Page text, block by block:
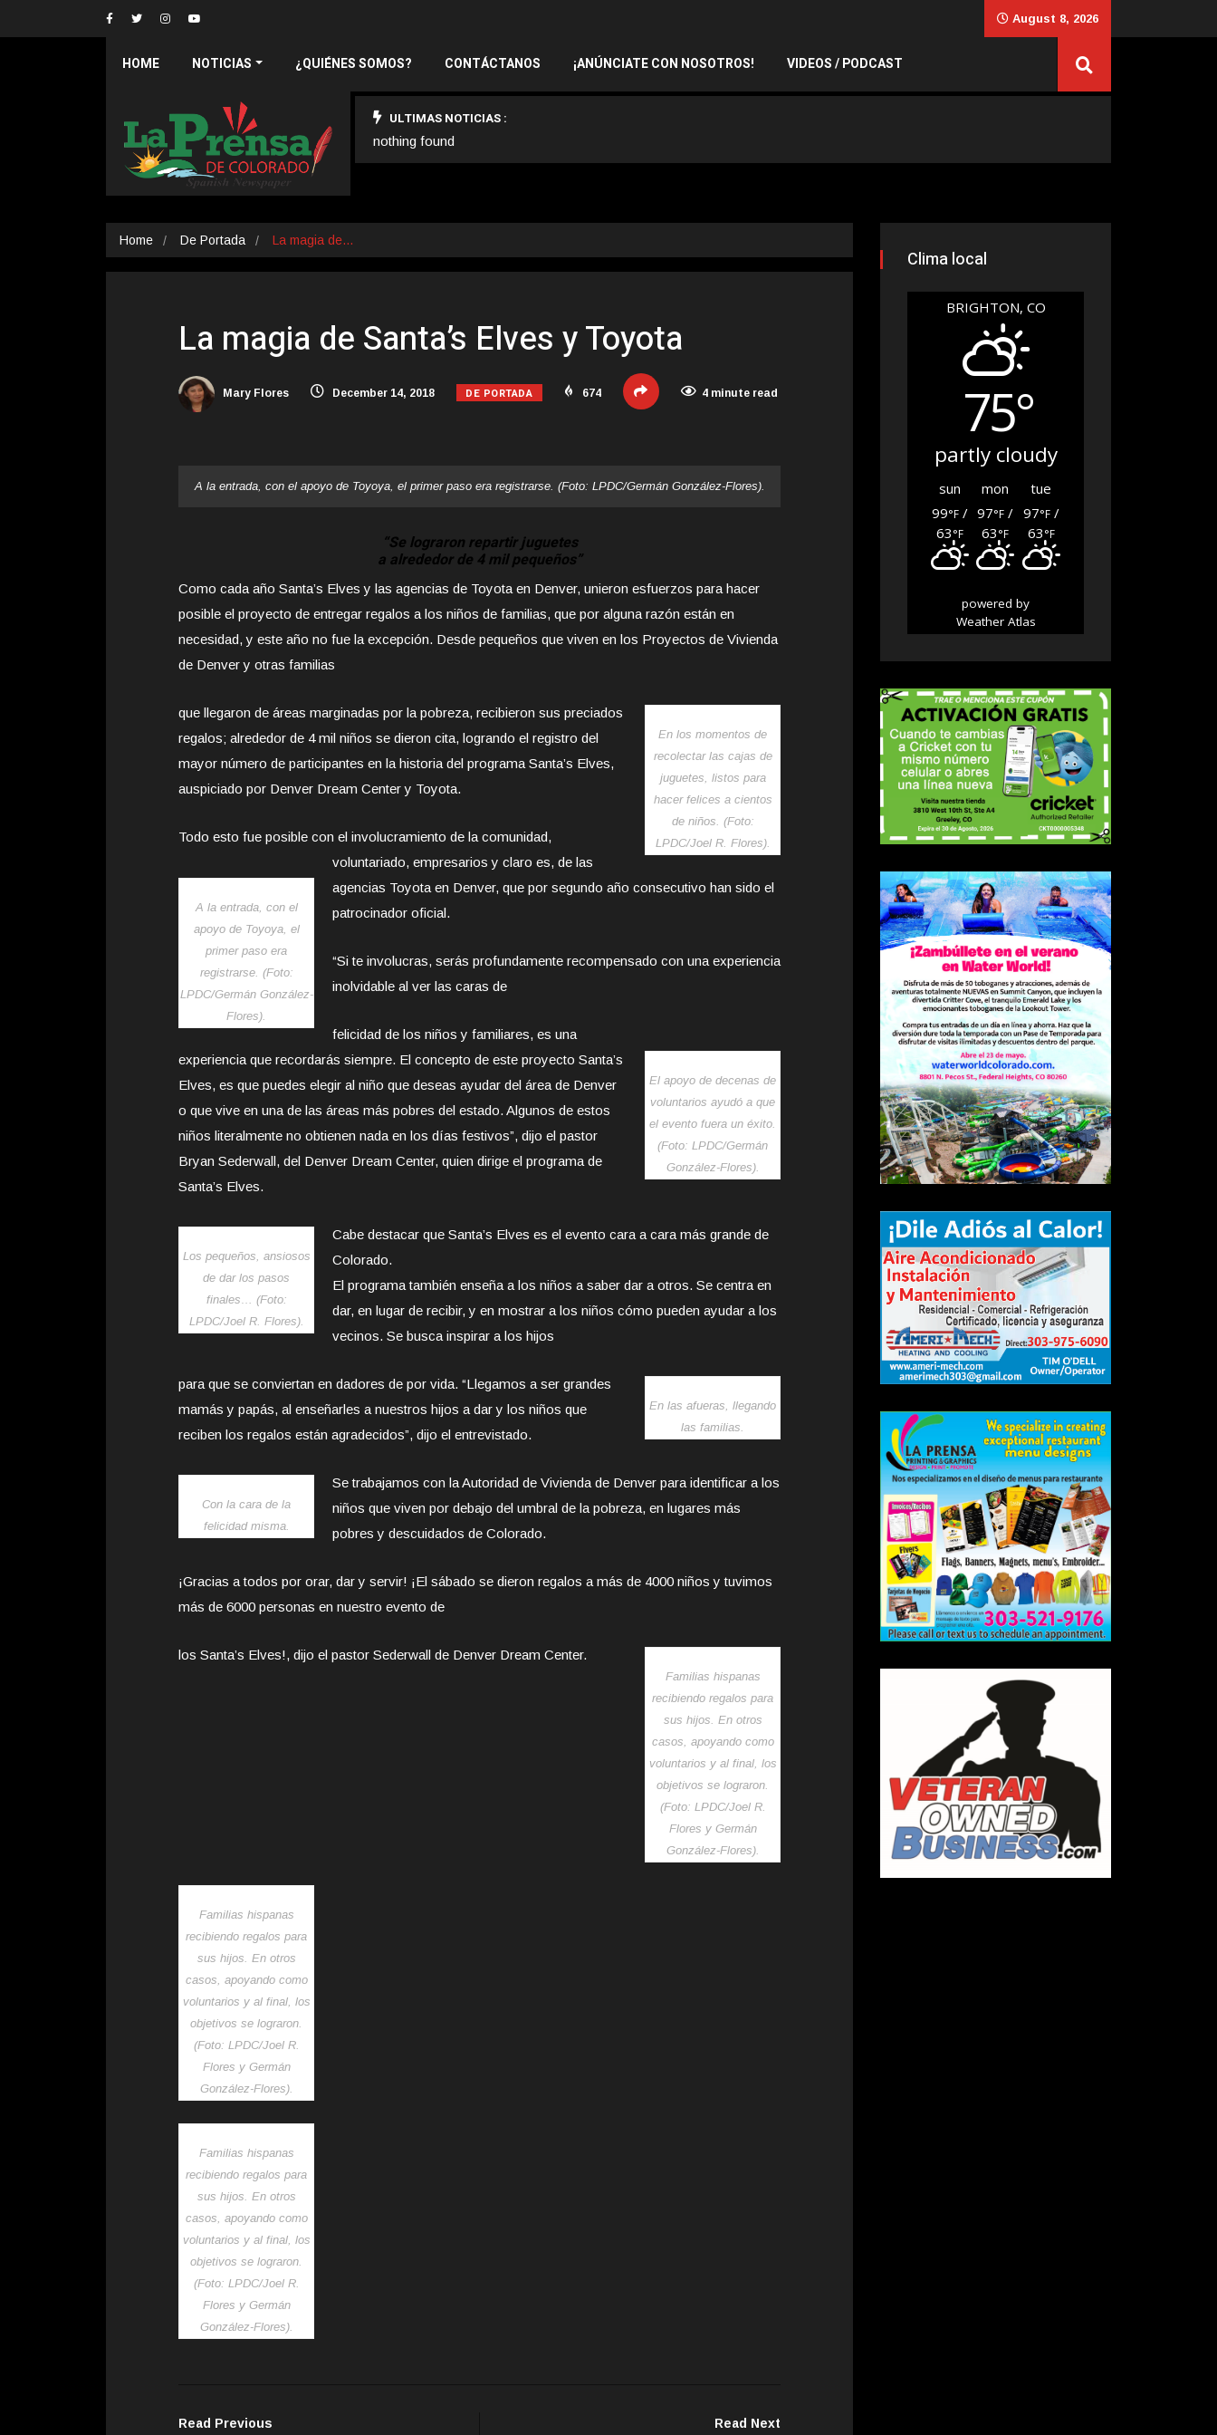
August 8, 2026
HOME NOTICIAS ¿QUIÉNES SOMOS? CONTÁCTANOS ¡ANÚNCIATE CON NOSOTROS! VIDEOS / PODCAST
ULTIMAS NOTICIAS :
nothing found
Home De Portada La magia de…
La magia de Santa’s Elves y Toyota
Mary Flores December 14, 2018 DE PORTADA 674 4 minute read
A la entrada, con el apoyo de Toyoya, el primer paso era registrarse. (Foto: LPDC/Germán González-Flores).
“Se lograron repartir juguetes
a alrededor de 4 mil pequeños”
Como cada año Santa’s Elves y las agencias de Toyota en Denver, unieron esfuerzos para hacer
posible el proyecto de entregar regalos a los niños de familias, que por alguna razón están en
necesidad, y este año no fue la excepción. Desde pequeños que viven en los Proyectos de Vivienda
de Denver y otras familias
En los momentos de
recolectar las cajas de
juguetes, listos para
hacer felices a cientos
de niños. (Foto:
LPDC/Joel R. Flores).
que llegaron de áreas marginadas por la pobreza, recibieron sus preciados
regalos; alrededor de 4 mil niños se dieron cita, logrando el registro del
mayor número de participantes en la historia del programa Santa’s Elves,
auspiciado por Denver Dream Center y Toyota.
A la entrada, con el
apoyo de Toyoya, el
primer paso era
registrarse. (Foto:
LPDC/Germán González-
Flores).
Todo esto fue posible con el involucramiento de la comunidad,
voluntariado, empresarios y claro es, de las
agencias Toyota en Denver, que por segundo año consecutivo han sido el
patrocinador oficial.
“Si te involucras, serás profundamente recompensado con una experiencia
inolvidable al ver las caras de
El apoyo de decenas de
voluntarios ayudó a que
el evento fuera un éxito.
(Foto: LPDC/Germán
González-Flores).
felicidad de los niños y familiares, es una
experiencia que recordarás siempre. El concepto de este proyecto Santa’s
Elves, es que puedes elegir al niño que deseas ayudar del área de Denver
o que vive en una de las áreas más pobres del estado. Algunos de estos
niños literalmente no obtienen nada en los días festivos”, dijo el pastor
Bryan Sederwall, del Denver Dream Center, quien dirige el programa de
Santa’s Elves.
Los pequeños, ansiosos
de dar los pasos
finales… (Foto:
LPDC/Joel R. Flores).
Cabe destacar que Santa’s Elves es el evento cara a cara más grande de
Colorado.
El programa también enseña a los niños a saber dar a otros. Se centra en
dar, en lugar de recibir, y en mostrar a los niños cómo pueden ayudar a los
vecinos. Se busca inspirar a los hijos
En las afueras, llegando
las familias.
para que se conviertan en dadores de por vida. “Llegamos a ser grandes
mamás y papás, al enseñarles a nuestros hijos a dar y los niños que
reciben los regalos están agradecidos”, dijo el entrevistado.
Con la cara de la
felicidad misma.
Se trabajamos con la Autoridad de Vivienda de Denver para identificar a los
niños que viven por debajo del umbral de la pobreza, en lugares más
pobres y descuidados de Colorado.
¡Gracias a todos por orar, dar y servir! ¡El sábado se dieron regalos a más de 4000 niños y tuvimos
más de 6000 personas en nuestro evento de
Familias hispanas
recibiendo regalos para
sus hijos. En otros
casos, apoyando como
voluntarios y al final, los
objetivos se lograron.
(Foto: LPDC/Joel R.
Flores y Germán
González-Flores).
los Santa’s Elves!, dijo el pastor Sederwall de Denver Dream Center.
Familias hispanas
recibiendo regalos para
sus hijos. En otros
casos, apoyando como
voluntarios y al final, los
objetivos se lograron.
(Foto: LPDC/Joel R.
Flores y Germán
González-Flores).
Familias hispanas
recibiendo regalos para
sus hijos. En otros
casos, apoyando como
voluntarios y al final, los
objetivos se lograron.
(Foto: LPDC/Joel R.
Flores y Germán
González-Flores).
Read Previous Read Next
Clima local
BRIGHTON, CO
75°
partly cloudy
sun mon
tue
99°F /
63°F
97°F /
63°F
97°F/
63°F
powered by
Weather Atlas